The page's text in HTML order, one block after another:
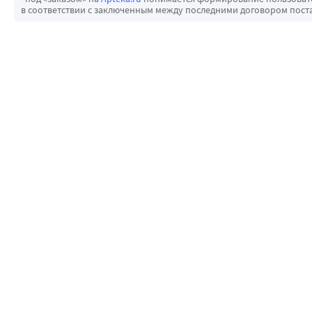
в соответствии с заключенным между последними договором